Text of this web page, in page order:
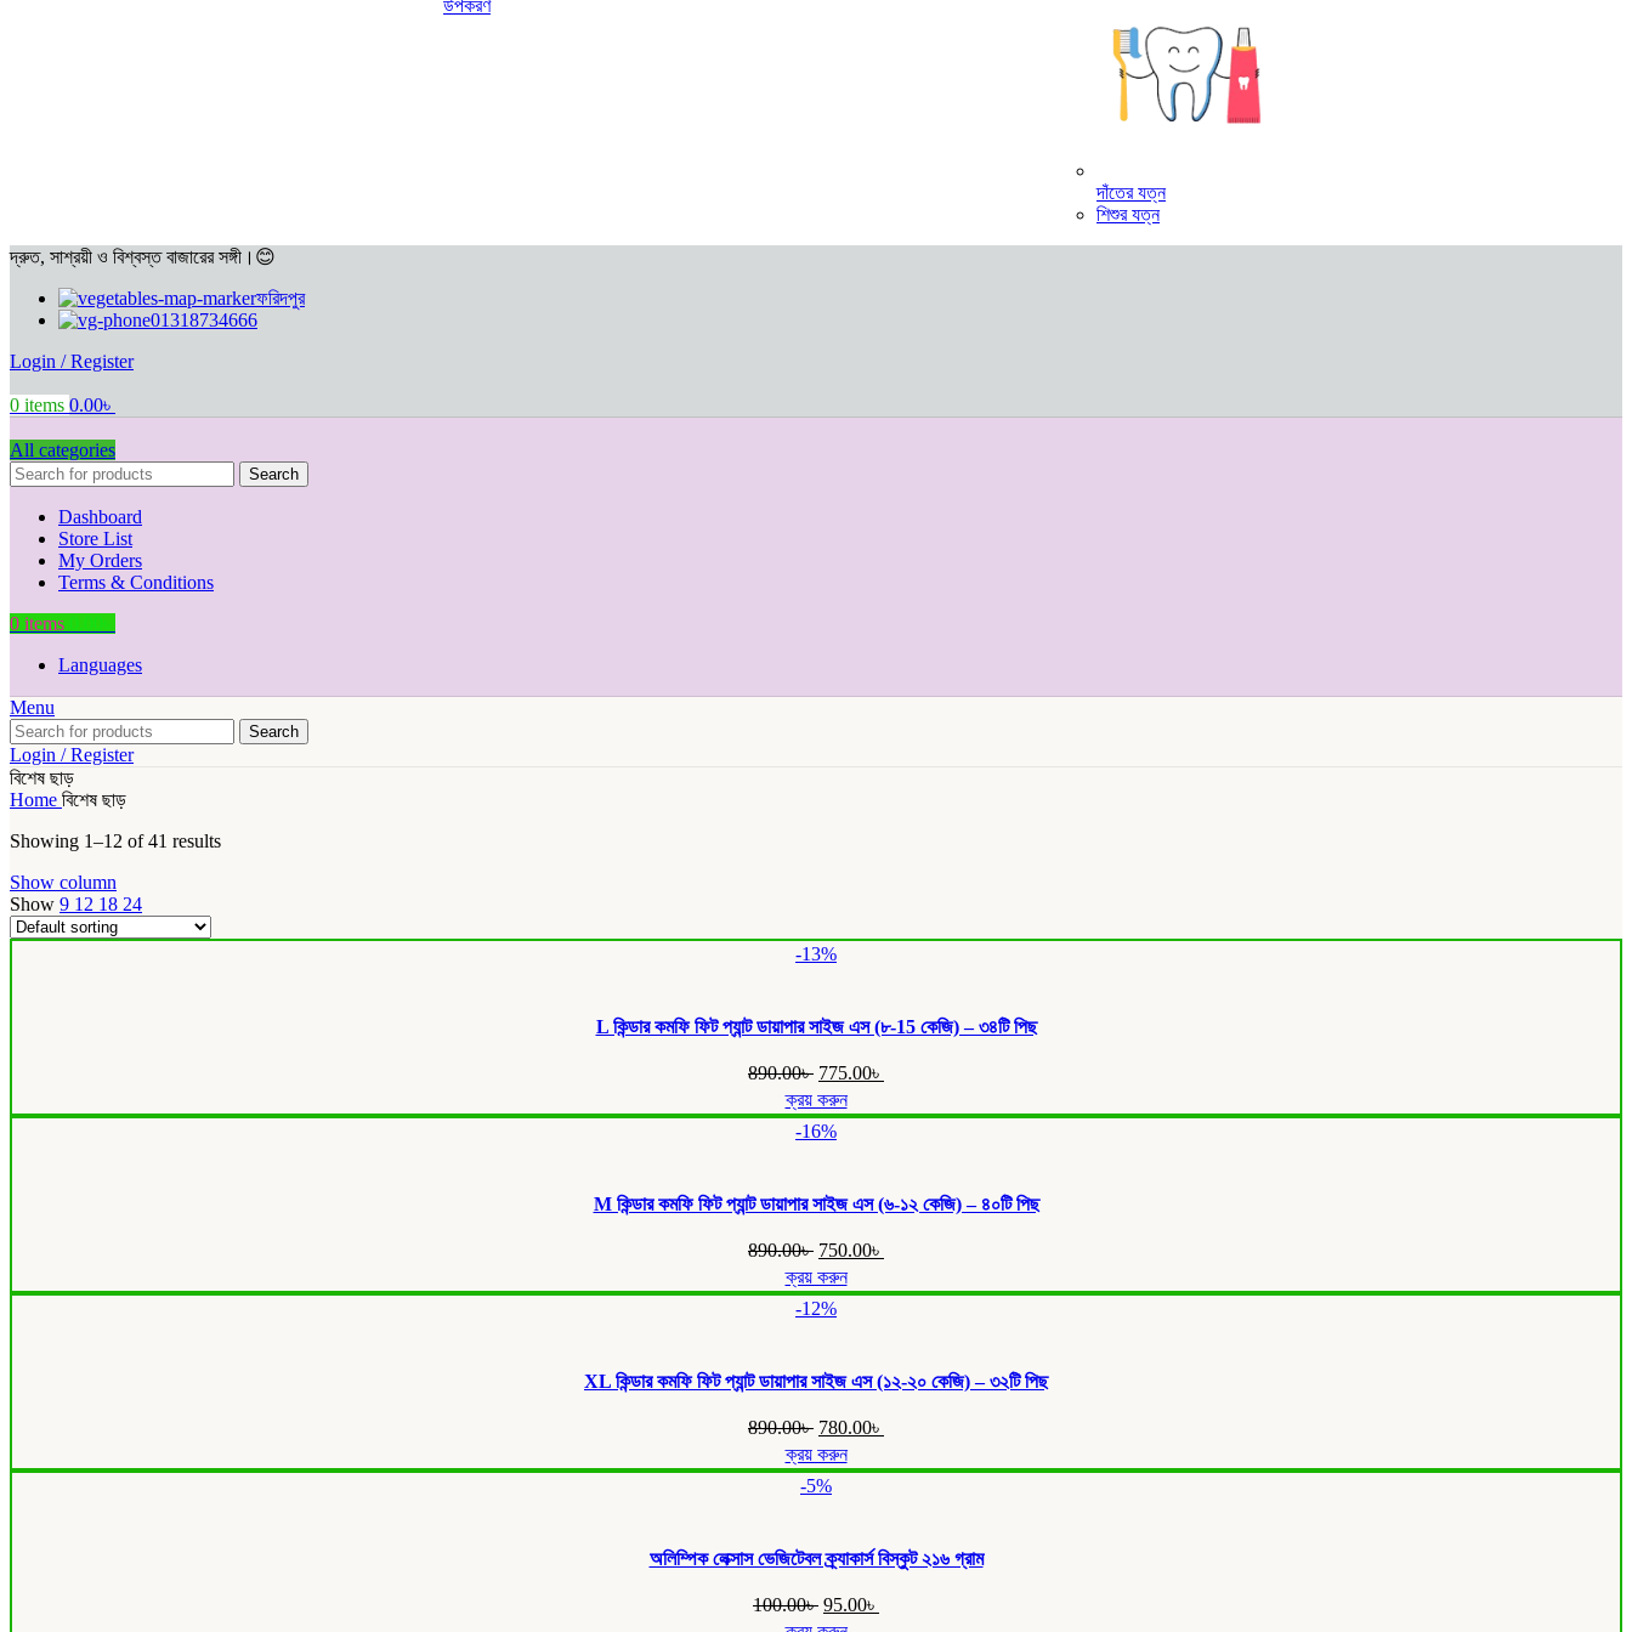
উপকরণ
দাঁতের যত্ন
শিশুর যত্ন
দ্রুত, সাশ্রয়ী ও বিশ্বস্ত বাজারের সঙ্গী।😊
ফরিদপুর
01318734666
Login / Register
0 items 0.00৳
All categories
Search
Dashboard
Store List
My Orders
Terms & Conditions
0 items
Languages
Menu
Search
Login / Register
বিশেষ ছাড়
Home বিশেষ ছাড়
Showing 1–12 of 41 results
Show column
Show 9 12 18 24
-13%
L কিন্ডার কমফি ফিট প্যান্ট ডায়াপার সাইজ এস (৮-15 কেজি) – ৩৪টি পিছ
890.00৳ Original
price
was:
775.00৳
is:
ক্রয় করুন
-16%
M কিন্ডার কমফি ফিট প্যান্ট ডায়াপার সাইজ এস (৬-১২ কেজি) – ৪০টি পিছ
890.00৳ Original
price
was:
750.00৳
is:
ক্রয় করুন
-12%
XL কিন্ডার কমফি ফিট প্যান্ট ডায়াপার সাইজ এস (১২-২০ কেজি) – ৩২টি পিছ
890.00৳ Original
price
was:
780.00৳
is:
ক্রয় করুন
-5%
অলিম্পিক লেক্সাস ভেজিটেবল ক্র্যাকার্স বিস্কুট ২১৬ গ্রাম
100.00৳ Original
95.00৳